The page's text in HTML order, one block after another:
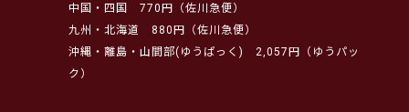
中国・四国
770円（佐川急便）
九州・北海道
880円（佐川急便）
沖縄・離島・山間部(ゆうぱっく)
2,057円（ゆうパッ
ク）